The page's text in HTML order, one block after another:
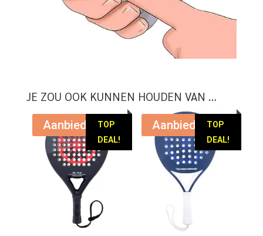
JE ZOU OOK KUNNEN HOUDEN VAN …
TOP
DEAL!
Aanbieding!
TOP
DEAL!
Aanbieding!